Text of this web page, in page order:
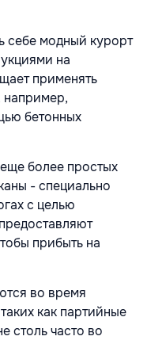
себе модный курорт
на
применять
например,
бетонных
более простых
- специально
с целью
прибыть на
во время
как партийные
столь часто во